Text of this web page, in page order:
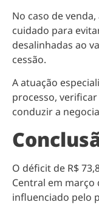
No caso de
cuidado para
desalinhadas ao
cessão.
A atuação
processo,
conduzir a
O déficit de R$
Central em
influenciado pelo